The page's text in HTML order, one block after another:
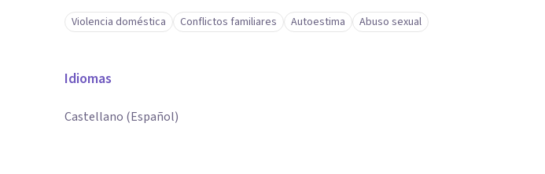
Violencia doméstica Conflictos familiares Autoestima Abuso sexual
Idiomas
Castellano (Español)